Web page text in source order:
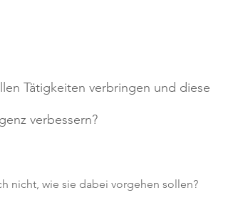
Tätigkeiten verbringen und diese
verbessern?
nicht, wie sie dabei vorgehen sollen?